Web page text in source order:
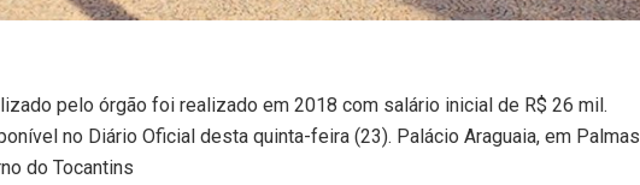
pelo órgão foi realizado em 2018 com salário inicial de R$ 26 mil.
no Diário Oficial desta quinta-feira (23). Palácio Araguaia, em Palmas
do Tocantins